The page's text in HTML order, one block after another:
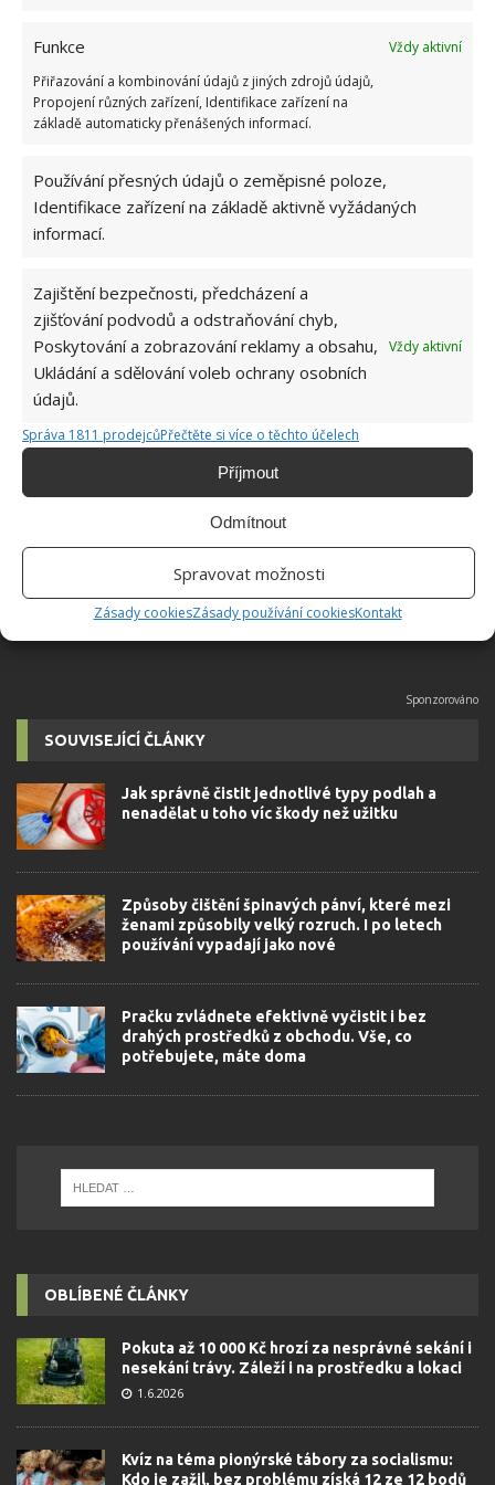
Funkce
Vždy aktivní
Přiřazování a kombinování údajů z jiných zdrojů údajů,
Propojení různých zařízení, Identifikace zařízení na
základě automaticky přenášených informací.
Používání přesných údajů o zeměpisné poloze,
Identifikace zařízení na základě aktivně vyžádaných
informací.
Zajištění bezpečnosti, předcházení a
zjišťování podvodů a odstraňování chyb,
Poskytování a zobrazování reklamy a obsahu,
Ukládání a sdělování voleb ochrany osobních
údajů.
Vždy aktivní
Správa 1811 prodejcůPřečtěte si více o těchto účelech
Příjmout
Odmítnout
Spravovat možnosti
Zásady cookiesZásady používání cookiesKontakt
ČIŠTĚNÍ KOBEREC
Hana Musilová
přidala během svých studií a práce
autorovi]
SOUVISEJÍCÍ ČLÁNKY
Jak správně čistit jednotlivé typy podlah a
nenadělat u toho víc škody než užitku
Způsoby čištění špinavých pánví, které mezi
ženami způsobily velký rozruch. I po letech
používání vypadají jako nové
Pračku zvládnete efektivně vyčistit i bez
drahých prostředků z obchodu. Vše, co
potřebujete, máte doma
OBLÍBENÉ ČLÁNKY
Pokuta až 10 000 Kč hrozí za nesprávné sekání i
nesekání trávy. Záleží i na prostředku a lokaci
1.6.2026
Kvíz na téma pionýrské tábory za socialismu:
Kdo je zažil, bez problému získá 12 ze 12 bodů